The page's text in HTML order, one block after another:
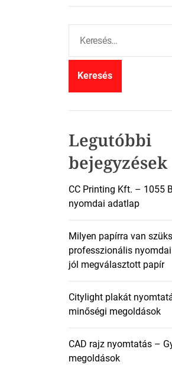
r
Legutóbbi
bejegyzések
CC Printing Kft. – 1055
nyomdai adatlap
Milyen papírra van
professzionális
jól megválasztott papír
Citylight plakát
minőségi megoldások
CAD rajz nyomtatás –
megoldások